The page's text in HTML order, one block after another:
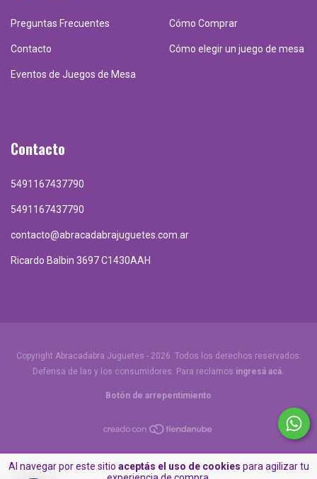
Al navegar por este sitio aceptás el uso de cookies para agilizar tu
Preguntas Frecuentes Cómo Comprar
Contacto Cómo elegir un juego de mesa
Eventos de Juegos de Mesa
Contacto
5491167437790
5491167437790
contacto@abracadabrajuguetes.com.ar
Ricardo Balbin 3697 C1430AAH
Copyright Abracadabra Juguetes - 2026. Todos los derechos reservados.
Defensa de las y los consumidores. Para reclamos ingresá acá.
Botón de arrepentimiento